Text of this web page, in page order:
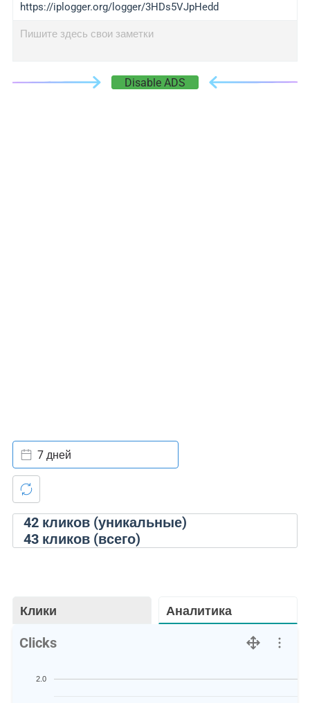
https://iplogger.org/logger/3HDs5VJpHedd
Пишите здесь свои заметки
Disable ADS
42кликов (уникальные)
43кликов (всего)
7 дней
Клики Аналитика
Clicks
2.0